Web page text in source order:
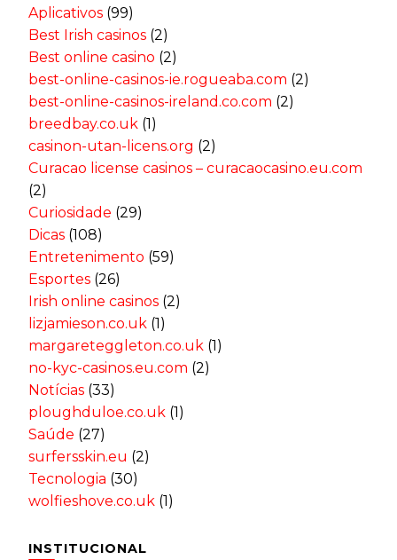
Aplicativos (99)
Best Irish casinos (2)
Best online casino (2)
best-online-casinos-ie.rogueaba.com (2)
best-online-casinos-ireland.co.com (2)
breedbay.co.uk (1)
casinon-utan-licens.org (2)
Curacao license casinos – curacaocasino.eu.com
(2)
Curiosidade (29)
Dicas (108)
Entretenimento (59)
Esportes (26)
Irish online casinos (2)
lizjamieson.co.uk (1)
margareteggleton.co.uk (1)
no-kyc-casinos.eu.com (2)
Notícias (33)
ploughduloe.co.uk (1)
Saúde (27)
surfersskin.eu (2)
Tecnologia (30)
wolfieshove.co.uk (1)
INSTITUCIONAL